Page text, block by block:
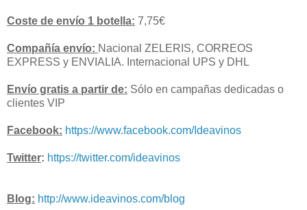
Coste de envío 1 botella: 7,75€
Compañía envío: Nacional ZELERIS, CORREOS
EXPRESS y ENVIALIA. Internacional UPS y DHL
Envío gratis a partir de: Sólo en campañas dedicadas o
clientes VIP
Facebook: https://www.facebook.com/Ideavinos
Twitter: https://twitter.com/ideavinos
Blog: http://www.ideavinos.com/blog